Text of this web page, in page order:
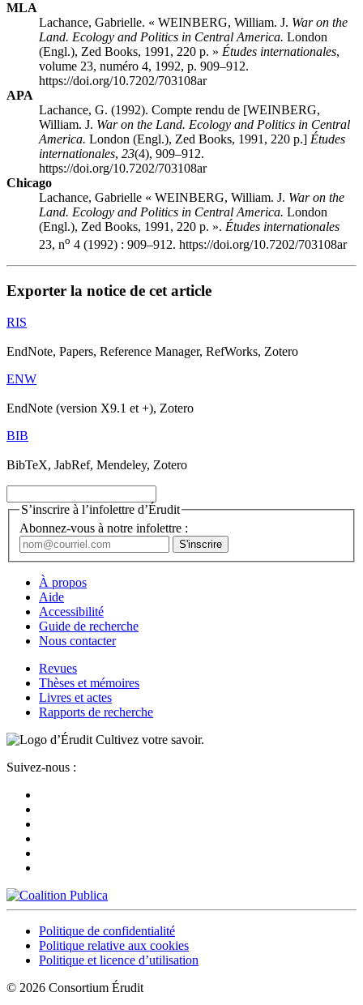
MLA
Lachance, Gabrielle. « WEINBERG, William. J. War on the
Land. Ecology and Politics in Central America. London
(Engl.), Zed Books, 1991, 220 p. » Études internationales,
volume 23, numéro 4, 1992, p. 909–912.
https://doi.org/10.7202/703108ar
APA
Lachance, G. (1992). Compte rendu de [WEINBERG,
William. J. War on the Land. Ecology and Politics in Central
America. London (Engl.), Zed Books, 1991, 220 p.] Études
internationales, 23(4), 909–912.
https://doi.org/10.7202/703108ar
Chicago
Lachance, Gabrielle « WEINBERG, William. J. War on the
Land. Ecology and Politics in Central America. London
(Engl.), Zed Books, 1991, 220 p. ». Études internationales
23, no 4 (1992) : 909–912. https://doi.org/10.7202/703108ar
Exporter la notice de cet article
RIS
EndNote, Papers, Reference Manager, RefWorks, Zotero
ENW
EndNote (version X9.1 et +), Zotero
BIB
BibTeX, JabRef, Mendeley, Zotero
S’inscrire à l’infolettre d’Érudit
Abonnez-vous à notre infolettre :
À propos
Aide
Accessibilité
Guide de recherche
Nous contacter
Revues
Thèses et mémoires
Livres et actes
Rapports de recherche
Cultivez votre savoir.
Suivez-nous :
Politique de confidentialité
Politique relative aux cookies
Politique et licence d’utilisation
© 2026 Consortium Érudit